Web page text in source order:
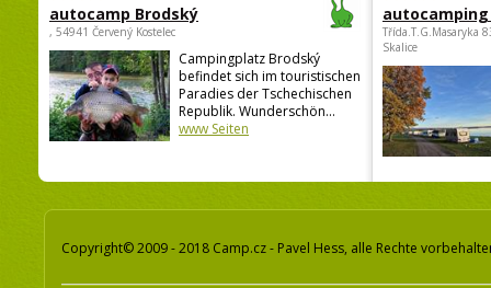
autocamp Brodský
, 54941 Červený Kostelec
Campingplatz Brodský
befindet sich im touristischen
Paradies der Tschechischen
Republik. Wunderschön...
www Seiten
autocamping
Třída.T.G.Masaryka
Skalice
Copyright© 2009 - 2018 Camp.cz - Pavel Hess, alle Rechte